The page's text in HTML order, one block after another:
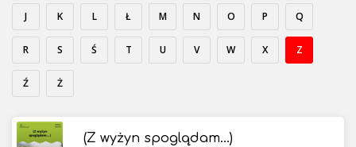
(Z wyżyn spoglądam...)
J K L Ł M N O P Q
R S Ś T U V W X Z
Ź Ż